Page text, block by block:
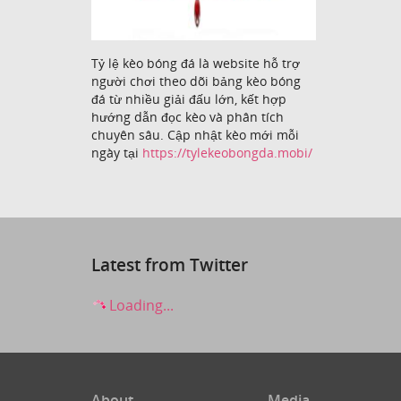
Tỷ lệ kèo bóng đá là website hỗ trợ
người chơi theo dõi bảng kèo bóng
đá từ nhiều giải đấu lớn, kết hợp
hướng dẫn đọc kèo và phân tích
chuyên sâu. Cập nhật kèo mới mỗi
ngày tại https://tylekeobongda.mobi/
Latest from Twitter
Loading...